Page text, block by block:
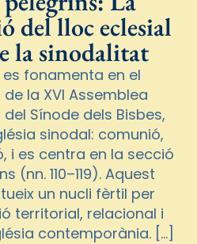
del lloc eclesial
la sinodalitat
fonamenta en el
la XVI Assemblea
Sínode dels Bisbes,
sinodal: comunió,
i es centra en la secció
(nn. 110–119). Aquest
un nucli fèrtil per
territorial, relacional i
contemporània. […]